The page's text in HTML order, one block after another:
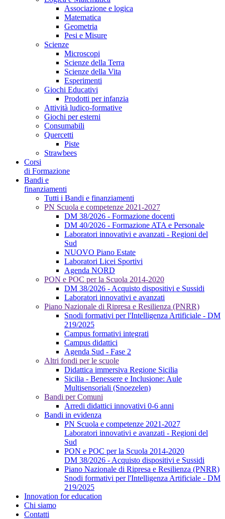
Associazione e logica
Matematica
Geometria
Pesi e Misure
Scienze
Microscopi
Scienze della Terra
Scienze della Vita
Esperimenti
Giochi Educativi
Prodotti per infanzia
Attività ludico-formative
Giochi per esterni
Consumabili
Quercetti
Piste
Strawbees
Corsi
di Formazione
Bandi e
finanziamenti
Tutti i Bandi e finanziamenti
PN Scuola e competenze 2021-2027
DM 38/2026 - Formazione docenti
DM 40/2026 - Formazione ATA e Personale
Laboratori innovativi e avanzati - Regioni del
Sud
NUOVO Piano Estate
Laboratori Licei Sportivi
Agenda NORD
PON e POC per la Scuola 2014-2020
DM 38/2026 - Acquisto dispositivi e Sussidi
Laboratori innovativi e avanzati
Piano Nazionale di Ripresa e Resilienza (PNRR)
Snodi formativi per l'Intelligenza Artificiale - DM
219/2025
Campus formativi integrati
Campus didattici
Agenda Sud - Fase 2
Altri fondi per le scuole
Didattica immersiva Regione Sicilia
Sicilia - Benessere e Inclusione: Aule
Multisensoriali (Snoezelen)
Bandi per Comuni
Arredi didattici innovativi 0-6 anni
Bandi in evidenza
PN Scuola e competenze 2021-2027
Laboratori innovativi e avanzati - Regioni del
Sud
PON e POC per la Scuola 2014-2020
DM 38/2026 - Acquisto dispositivi e Sussidi
Piano Nazionale di Ripresa e Resilienza (PNRR)
Snodi formativi per l'Intelligenza Artificiale - DM
219/2025
Innovation for education
Chi siamo
Contatti